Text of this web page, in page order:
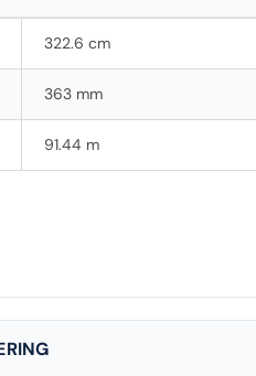
322.6 cm
363 mm
91.44 m